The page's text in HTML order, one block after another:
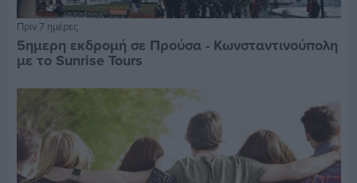
Πριν 7 ημέρες
5ημερη εκδρομή σε Προύσα - Κωνσταντινούπολη
με το Sunrise Tours